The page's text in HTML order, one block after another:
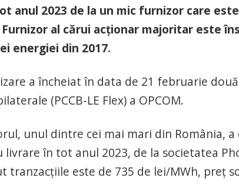
anul 2023 de la un mic furnizor care
al cărui acționar majoritar este
energiei din 2017.
a încheiat în data de 21 februarie
(PCCB-LE Flex) a OPCOM.
unul dintre cei mai mari din România,
livrare în tot anul 2023, de la societatea
tranzacțiile este de 735 de lei/MWh, preț